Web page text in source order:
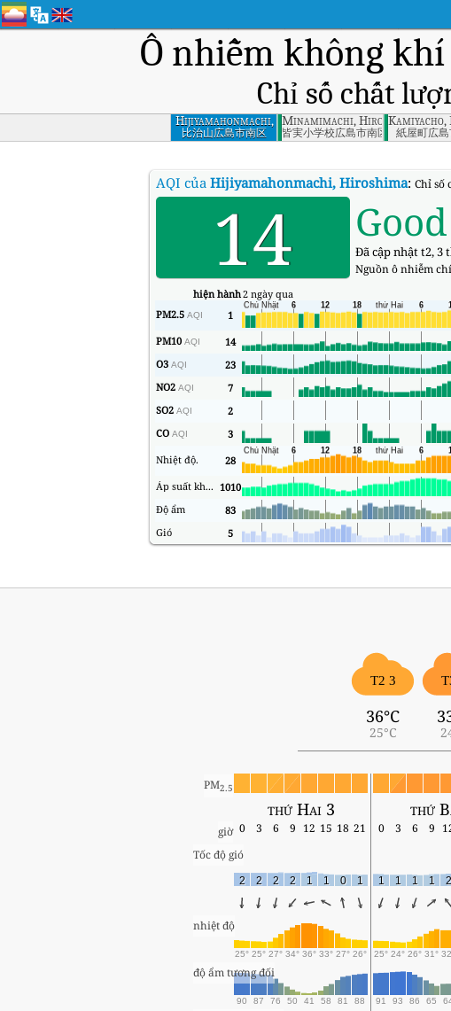
Ô nhiễm không
Chỉ số chất
Hijiyamahonmachi,
Hiroshima
比治山広島市南区
Minamimachi, Hiroshima-ken
皆実小学校広島市南区 紙屋町広
AQI của Hijiyamahonmachi, Hiroshima: Chỉ số
14 Good
Đã cập nhật t2, 3
Nguồn ô nhiễm
hiện hành2 ngày qua
PM2.5 AQI 1
PM10 AQI 14
O3 AQI 23
NO2 AQI 7
SO2 AQI 2
CO AQI 3
Nhiệt độ.
28
Áp suất không khí 1010
Độ ẩm
83
Gió
5
T2 3
36°C
25°C
PM2.5
thứ Hai 3 thứ
giờ 0 3 6 9 12 15 18 21 0 3 6 9
Tốc độ gió
2 2 2 2 1 1 0 1 1 1 1 1 2
nhiệt độ
25° 25° 27° 34° 36° 33° 27° 26° 25° 24° 26° 31°
độ ẩm tương đối
90 87 76 50 41 58 81 88 91 93 86 65